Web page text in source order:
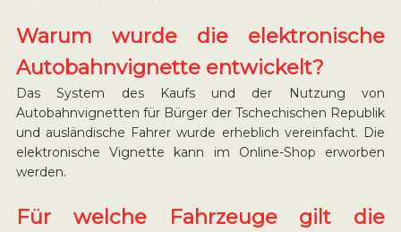
Warum wurde die elektronische
Autobahnvignette entwickelt?
Das System des Kaufs und der Nutzung von
Autobahnvignetten für Bürger der Tschechischen Republik
und ausländische Fahrer wurde erheblich vereinfacht. Die
elektronische Vignette kann im Online-Shop erworben
werden.
Für welche Fahrzeuge gilt die